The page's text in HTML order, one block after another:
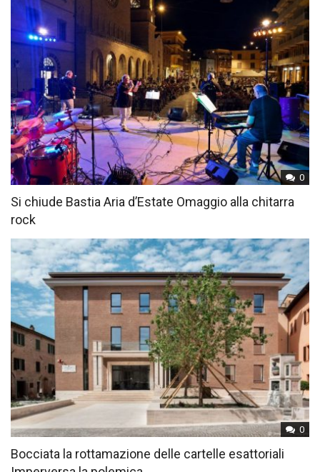
0
Si chiude Bastia Aria d’Estate Omaggio alla chitarra
rock
0
Bocciata la rottamazione delle cartelle esattoriali